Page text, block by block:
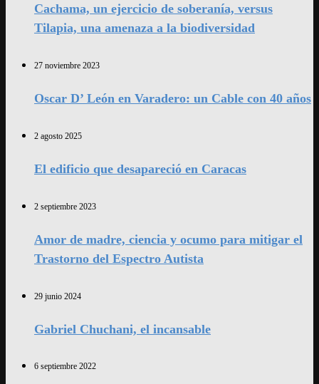
Cachama, un ejercicio de soberanía, versus
Tilapia, una amenaza a la biodiversidad
27 noviembre 2023
Oscar D’ León en Varadero: un Cable con 40 años
2 agosto 2025
El edificio que desapareció en Caracas
2 septiembre 2023
Amor de madre, ciencia y ocumo para mitigar el
Trastorno del Espectro Autista
29 junio 2024
Gabriel Chuchani, el incansable
6 septiembre 2022